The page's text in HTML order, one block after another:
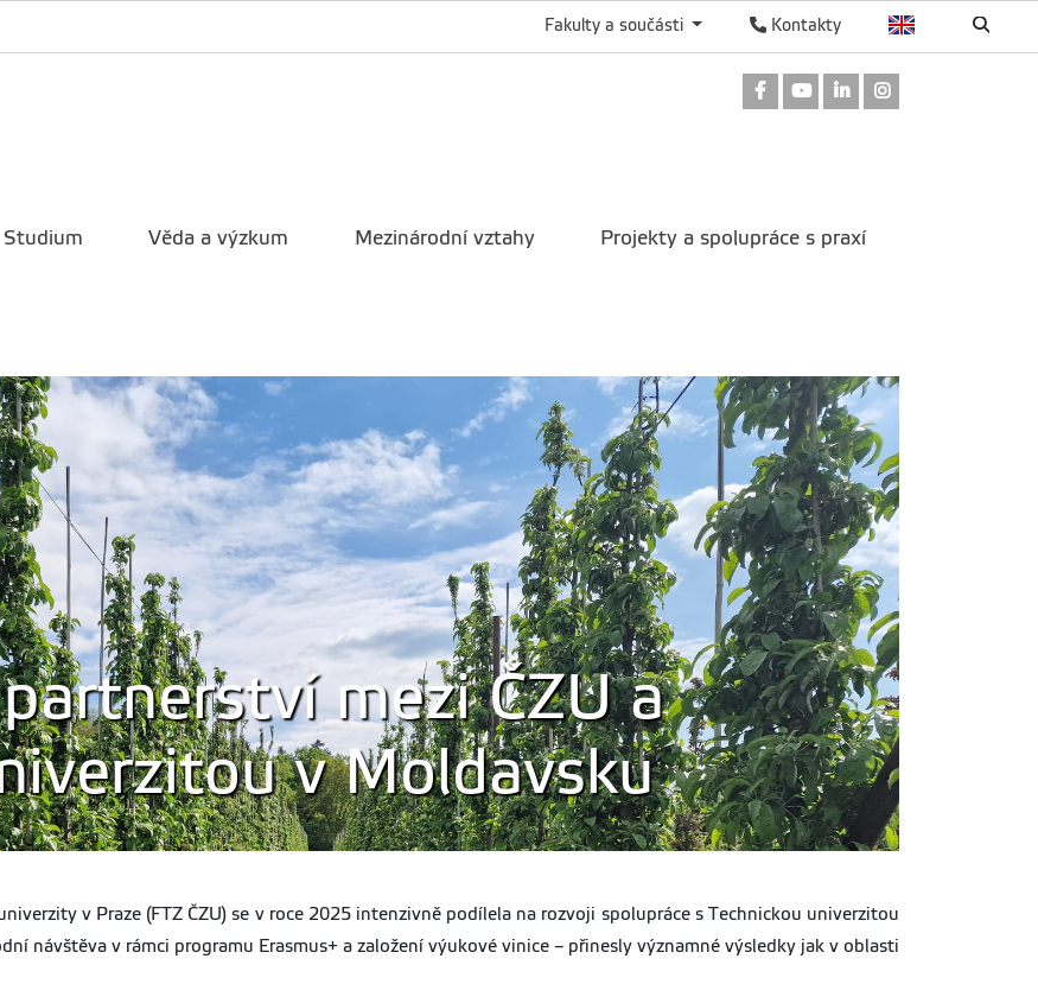
Kontakty
Fakulty a součásti
Odkaz na Facebook
Odkaz na Youtube
Odkaz na LinkedIn
Studium Věda a výzkum Mezinárodní vztahy Projekty a spolupráce s praxí
mezi ČZU a
v Moldavsku
v Praze (FTZ ČZU) se v roce 2025 intenzivně podílela na rozvoji spolupráce s Technickou univerzitou
návštěva v rámci programu Erasmus+ a založení výukové vinice – přinesly významné výsledky jak v oblasti